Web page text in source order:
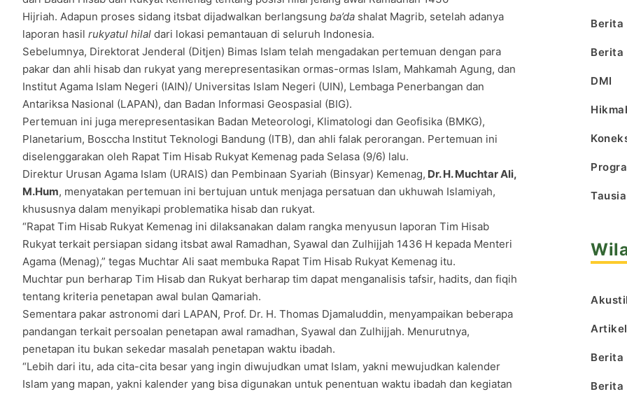
Hijriah. Adapun proses sidang itsbat dijadwalkan berlangsung ba’da shalat Magrib, setelah adanya
laporan hasil rukyatul hilal dari lokasi pemantauan di seluruh Indonesia.
Sebelumnya, Direktorat Jenderal (Ditjen) Bimas Islam telah mengadakan pertemuan dengan para
pakar dan ahli hisab dan rukyat yang merepresentasikan ormas-ormas Islam, Mahkamah Agung, dan
Institut Agama Islam Negeri (IAIN)/ Universitas Islam Negeri (UIN), Lembaga Penerbangan dan
Antariksa Nasional (LAPAN), dan Badan Informasi Geospasial (BIG).
Pertemuan ini juga merepresentasikan Badan Meteorologi, Klimatologi dan Geofisika (BMKG),
Planetarium, Bosccha Institut Teknologi Bandung (ITB), dan ahli falak perorangan. Pertemuan ini
diselenggarakan oleh Rapat Tim Hisab Rukyat Kemenag pada Selasa (9/6) lalu.
Direktur Urusan Agama Islam (URAIS) dan Pembinaan Syariah (Binsyar) Kemenag, Dr. H. Muchtar Ali,
M.Hum, menyatakan pertemuan ini bertujuan untuk menjaga persatuan dan ukhuwah Islamiyah,
khususnya dalam menyikapi problematika hisab dan rukyat.
“Rapat Tim Hisab Rukyat Kemenag ini dilaksanakan dalam rangka menyusun laporan Tim Hisab
Rukyat terkait persiapan sidang itsbat awal Ramadhan, Syawal dan Zulhijjah 1436 H kepada Menteri
Agama (Menag),” tegas Muchtar Ali saat membuka Rapat Tim Hisab Rukyat Kemenag itu.
Muchtar pun berharap Tim Hisab dan Rukyat berharap tim dapat menganalisis tafsir, hadits, dan fiqih
tentang kriteria penetapan awal bulan Qamariah.
Sementara pakar astronomi dari LAPAN, Prof. Dr. H. Thomas Djamaluddin, menyampaikan beberapa
pandangan terkait persoalan penetapan awal ramadhan, Syawal dan Zulhijjah. Menurutnya,
penetapan itu bukan sekedar masalah penetapan waktu ibadah.
“Lebih dari itu, ada cita-cita besar yang ingin diwujudkan umat Islam, yakni mewujudkan kalender
Islam yang mapan, yakni kalender yang bisa digunakan untuk penentuan waktu ibadah dan kegiatan
Berita
Berita
DMI
Artikel
Berita
Berita